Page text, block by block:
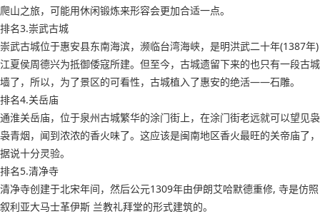
爬山之旅，可能用休闲锻炼来形容会更加合适一点。
排名3.崇武古城
崇武古城位于惠安县东南海滨，濒临台湾海峡，是明洪武二十年(1387年)
江夏侯周德兴为抵御倭寇所建。但至今，古城遗留下来的也只有一段古城
墙了，所以，为了景区的可看性，古城植入了惠安的绝活——石雕。
排名4.关岳庙
通淮关岳庙，位于泉州古城繁华的涂门街上，在涂门街老远就可以望见袅
袅青烟，闻到浓浓的香火味了。这应该是闽南地区香火最旺的关帝庙了，
据说十分灵验。
排名5.清净寺
清净寺创建于北宋年间，然后公元1309年由伊朗艾哈默德重修, 寺是仿照
叙利亚大马士革伊斯 兰教礼拜堂的形式建筑的。